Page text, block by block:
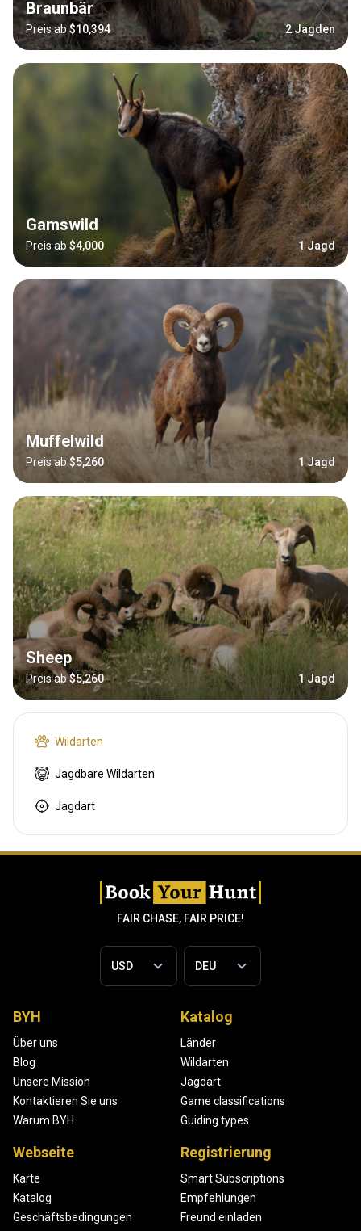
Braunbär
Preis ab$10,394 2 Jagden
Gamswild
Preis ab $4,000 1 Jagd
Muffelwild
Preis ab $5,260 1 Jagd
Sheep
Preis ab$5,260 1 Jagd
Wildarten
Jagdbare Wildarten
Jagdart
FAIR CHASE, FAIR PRICE!
BYH
Über uns
Blog
Unsere Mission
Kontaktieren Sie uns
Warum BYH
Katalog
Länder
Wildarten
Jagdart
Game classifications
Guiding types
Webseite
Karte
Katalog
Geschäftsbedingungen
Registrierung
Smart Subscriptions
Empfehlungen
Freund einladen